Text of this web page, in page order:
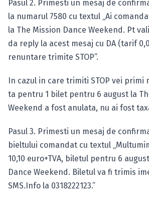
Pasul 2. Primesti un mesaj de
la numarul 7580 cu textul „Ai
la The Mission Dance Weekend. Pt
da reply la acest mesaj cu DA (tarif
renuntare trimite STOP”.
In cazul in care trimiti STOP vei primi
ta pentru 1 bilet pentru 6 august la
Weekend a fost anulata, nu ai fost
Pasul 3. Primesti un mesaj de
bieltului comandat cu textul
10,10 euro+TVA, biletul pentru 6
Dance Weekend. Biletul va fi trimis
SMS.Info la 0318222123.”